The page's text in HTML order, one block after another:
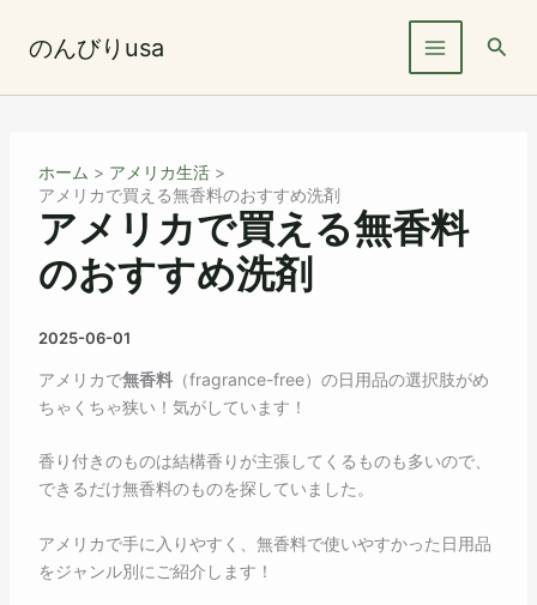
ス
のんびりusa
検
ホーム
アメリカ生活
アメリカで買える無香料のおすすめ洗剤
アメリカで買える無香料
のおすすめ洗剤
2025-06-01
アメリカで無香料（fragrance-free）の日用品の選択肢がめ
ちゃくちゃ狭い！気がしています！
香り付きのものは結構香りが主張してくるものも多いので、
できるだけ無香料のものを探していました。
アメリカで手に入りやすく、無香料で使いやすかった日用品
をジャンル別にご紹介します！